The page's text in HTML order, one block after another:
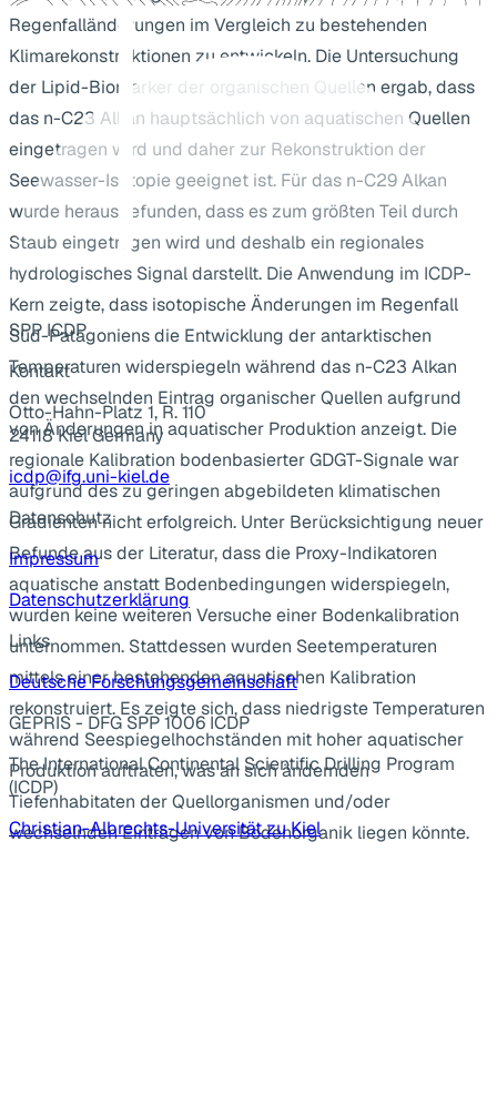
Regenfalländerungen im Vergleich zu bestehenden
Klimarekonstruktionen zu entwickeln. Die Untersuchung
der Lipid-Biomarker der organischen Quellen ergab, dass
das n-C23 Alkan hauptsächlich von aquatischen Quellen
eingetragen wird und daher zur Rekonstruktion der
Seewasser-Isotopie geeignet ist. Für das n-C29 Alkan
wurde herausgefunden, dass es zum größten Teil durch
Staub eingetragen wird und deshalb ein regionales
hydrologisches Signal darstellt. Die Anwendung im ICDP-
Kern zeigte, dass isotopische Änderungen im Regenfall
Süd-Patagoniens die Entwicklung der antarktischen
Temperaturen widerspiegeln während das n-C23 Alkan
den wechselnden Eintrag organischer Quellen aufgrund
von Änderungen in aquatischer Produktion anzeigt. Die
regionale Kalibration bodenbasierter GDGT-Signale war
aufgrund des zu geringen abgebildeten klimatischen
Gradienten nicht erfolgreich. Unter Berücksichtigung neuer
Befunde aus der Literatur, dass die Proxy-Indikatoren
aquatische anstatt Bodenbedingungen widerspiegeln,
wurden keine weiteren Versuche einer Bodenkalibration
unternommen. Stattdessen wurden Seetemperaturen
mittels einer bestehenden aquatischen Kalibration
rekonstruiert. Es zeigte sich, dass niedrigste Temperaturen
während Seespiegelhochständen mit hoher aquatischer
Produktion auftraten, was an sich ändernden
Tiefenhabitaten der Quellorganismen und/oder
wechselnden Einträgen von Bodenorganik liegen könnte.
SPP ICDP
Kontakt
Otto-Hahn-Platz 1, R. 110
24118 Kiel Germany
icdp@ifg.uni-kiel.de
Datenschutz
Impressum
Datenschutzerklärung
Links
Deutsche Forschungsgemeinschaft
GEPRIS - DFG SPP 1006 ICDP
The International Continental Scientific Drilling Program
(ICDP)
Christian-Albrechts-Universität zu Kiel